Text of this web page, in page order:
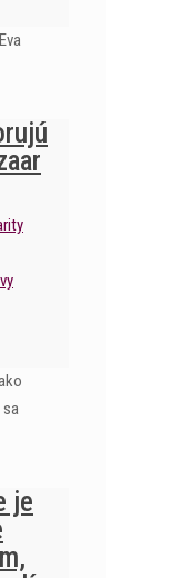
je